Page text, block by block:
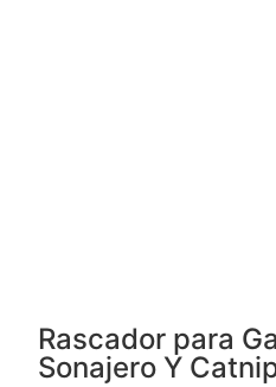
Rascador para
Sonajero Y